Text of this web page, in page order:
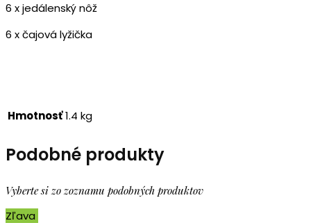
6 x jedálenský nôž
6 x čajová lyžička
Hmotnosť1.4 kg
Podobné produkty
Vyberte si zo zoznamu podobných produktov
Zľava